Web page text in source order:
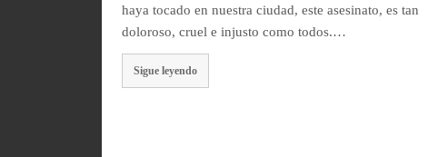
haya tocado en nuestra ciudad, este asesinato, es tan
doloroso, cruel e injusto como todos.…
Sigue leyendo